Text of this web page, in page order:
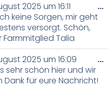
2025 um 16:11
keine Sorgen, mir geht
versorgt. Schön,
Farmmitglied Talia
…
2025 um 16:09
sehr schön hier und wir
für eure Nachricht!
…